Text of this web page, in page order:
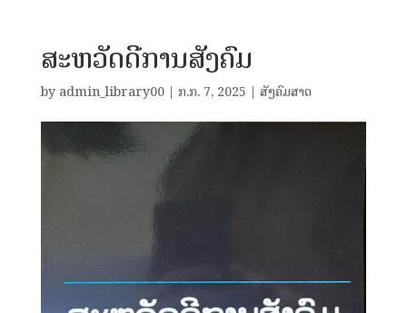
ສະຫວັດດີການສັງຄົມ
by admin_library00| ​ກ.ກ. 7, 2025 | ສັງຄົມສາດ